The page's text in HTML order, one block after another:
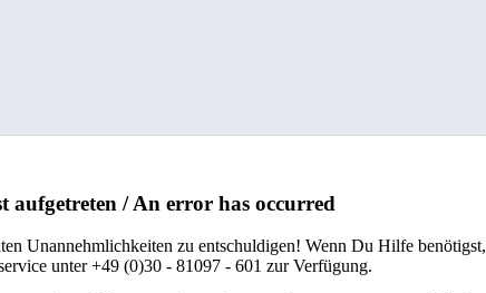
aufgetreten / An error has occurred
Unannehmlichkeiten zu entschuldigen! Wenn Du Hilfe benötigst,
unter +49 (0)30 - 81097 - 601 zur Verfügung.